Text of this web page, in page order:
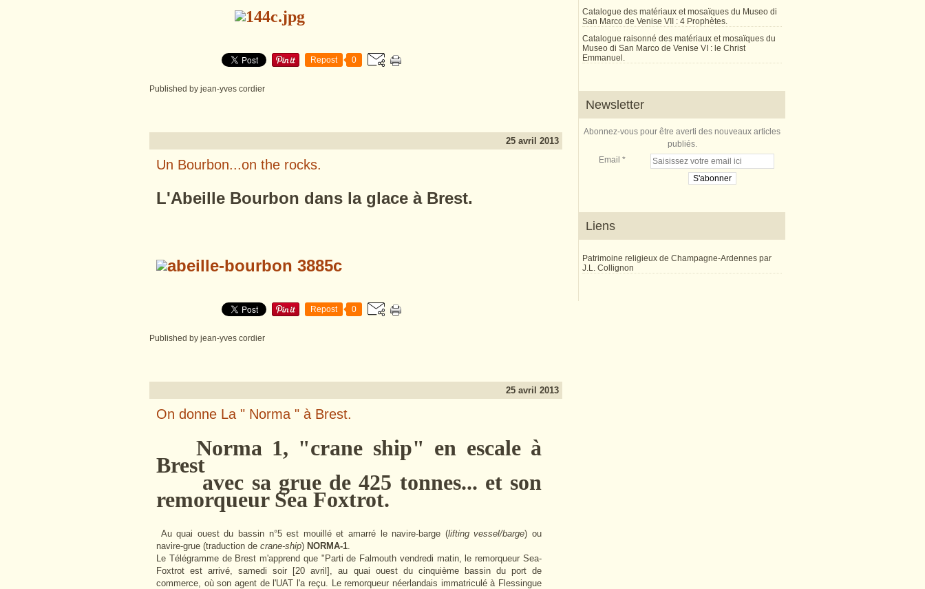
Repost 0
Published by jean-yves cordier
25 avril 2013
Un Bourbon...on the rocks.
L'Abeille Bourbon dans la glace à Brest.
Repost 0
Published by jean-yves cordier
25 avril 2013
On donne La " Norma " à Brest.
Norma 1, "crane ship" en escale à
Brest
avec sa grue de 425 tonnes... et son
remorqueur Sea Foxtrot.
Au quai ouest du bassin n°5 est mouillé et amarré le navire-barge (lifting vessel/barge) ou
navire-grue (traduction de crane-ship) NORMA-1.
Le Télégramme de Brest m'apprend que " Parti de Falmouth vendredi matin, le remorqueur Sea-
Foxtrot est arrivé, samedi soir [20 avril], au quai ouest du cinquième bassin du port de
commerce, où son agent de l'UAT l'a reçu. Le remorqueur néerlandais immatriculé à Flessingue
Catalogue des matériaux et mosaïques du Museo di
San Marco de Venise VII : 4 Prophètes.
Catalogue raisonné des matériaux et mosaïques du
Museo di San Marco de Venise VI : le Christ
Emmanuel.
Newsletter
Abonnez-vous pour être averti des nouveaux articles
publiés.
Email
Liens
Patrimoine religieux de Champagne-Ardennes par
J.L. Collignon